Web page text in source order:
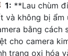
1: **Lau chùm
và không bị ẩm
bằng cách
cho camera
trạng oxi hóa